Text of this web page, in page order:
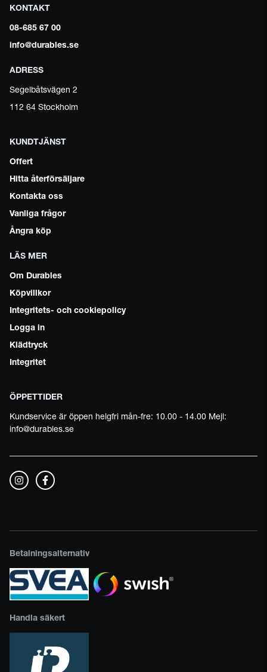
KONTAKT
08-685 67 00
info@durables.se
ADRESS
Segelbåtsvägen 2
112 64 Stockholm
KUNDTJÄNST
Offert
Hitta återförsäljare
Kontakta oss
Vanliga frågor
Ångra köp
LÄS MER
Om Durables
Köpvillkor
Integritets- och cookiepolicy
Logga in
Klädtryck
Integritet
ÖPPETTIDER
Kundservice är öppen helgfri mån-fre: 10.00 - 14.00 Mejl:
info@durables.se
Betalningsalternativ
Handla säkert